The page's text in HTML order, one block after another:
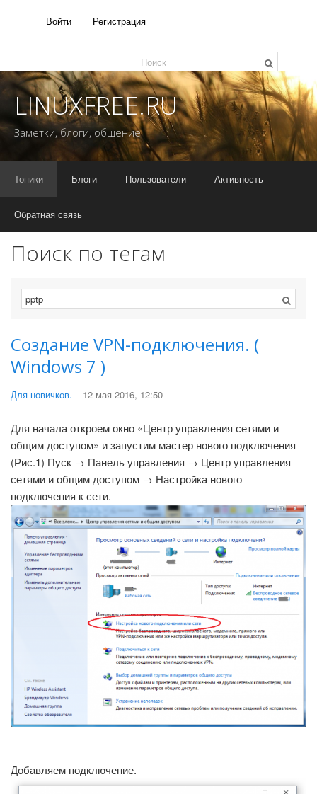
Войти Регистрация
LINUXFREE.RU
Заметки, блоги, общение
Топики Блоги Пользователи Активность
Обратная связь
Поиск по тегам
Создание VPN-подключения. (
Windows 7 )
Для новичков. 12 мая 2016, 12:50
Для начала откроем окно «Центр управления сетями и
общим доступом» и запустим мастер нового подключения
(Рис.1) Пуск → Панель управления → Центр управления
сетями и общим доступом → Настройка нового
подключения к сети.
Добавляем подключение.